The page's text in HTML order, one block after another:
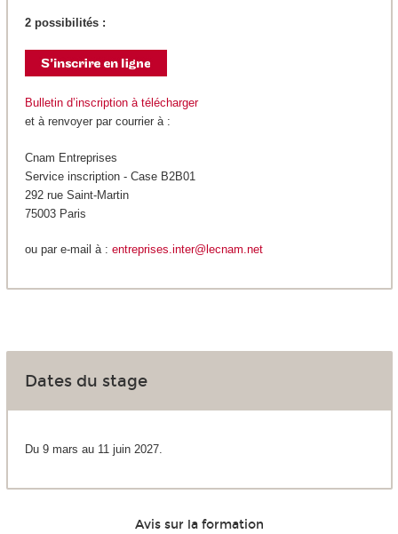
2 possibilités :
Bulletin d’inscription à télécharger
et à renvoyer par courrier à :
Cnam Entreprises
Service inscription - Case B2B01
292 rue Saint-Martin
75003 Paris
ou par e-mail à : entreprises.inter@lecnam.net
Dates du stage
Du 9 mars au 11 juin 2027.
Avis sur la formation